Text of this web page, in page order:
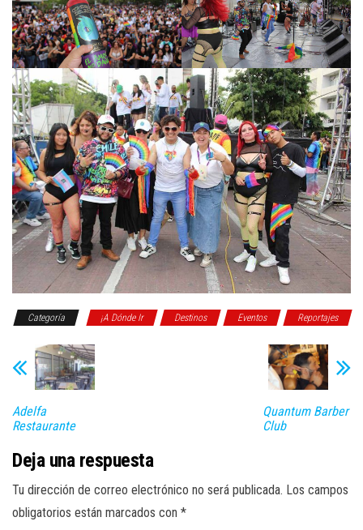
Categoría ¡A Dónde Ir Destinos Eventos Reportajes
Adelfa
Restaurante
Quantum Barber
Club
Deja una respuesta
Tu dirección de correo electrónico no será publicada. Los campos
obligatorios están marcados con *